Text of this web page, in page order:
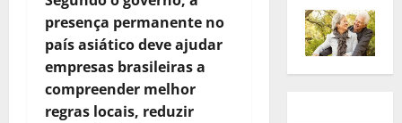
presença permanente no
país asiático deve ajudar
empresas brasileiras a
compreender melhor
regras locais, reduzir